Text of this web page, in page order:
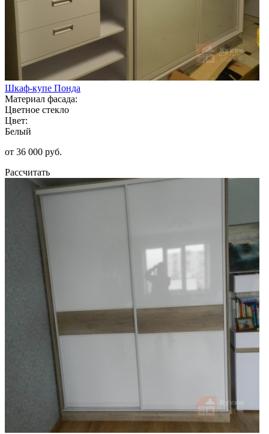
Шкаф-купе Понда
Материал фасада:
Цветное стекло
Цвет:
Белый
от 36 000 руб.
Рассчитать